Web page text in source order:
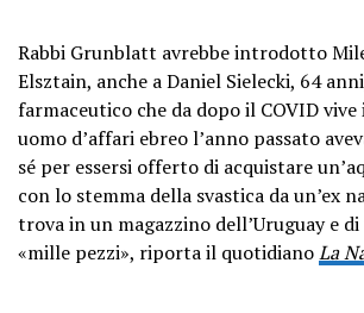
Rabbi Grunblatt avrebbe introdotto
Elsztain, anche a Daniel Sielecki, 64
farmaceutico che da dopo il COVID vive
uomo d’affari ebreo l’anno passato
sé per essersi offerto di acquistare
con lo stemma della svastica da un’ex
trova in un magazzino dell’Uruguay e
«mille pezzi», riporta il quotidianoLa